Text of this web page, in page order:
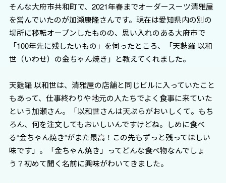
そんな大府市共和町で、2021年春までオーダースーツ清雅屋
を営んでいたのが加瀬康隆さんです。現在は愛知県内の別の
場所に移転オープンしたものの、思い入れのある大府市で
「100年先に残したいもの」を伺ったところ、「天麩羅 以和
世（いわせ）の金ちゃん焼き」と教えてくれました。
天麩羅 以和世は、清雅屋の店舗と同じビルに入っていたこと
もあって、仕事終わりや地元の人たちでよく食事に来ていた
という加瀬さん。「以和世さんは天ぷらがおいしくて。もち
ろん、何を注文してもおいしいんですけどね。しめに食べ
る“金ちゃん焼き”がまた最高！この先もずっと残ってほしい
味です」。「金ちゃん焼き」ってどんな食べ物なんでしょ
う？初めて聞く名前に興味がわいてきました。